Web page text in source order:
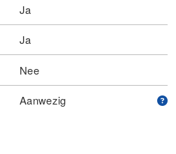
Ja
Ja
Nee
Aanwezig